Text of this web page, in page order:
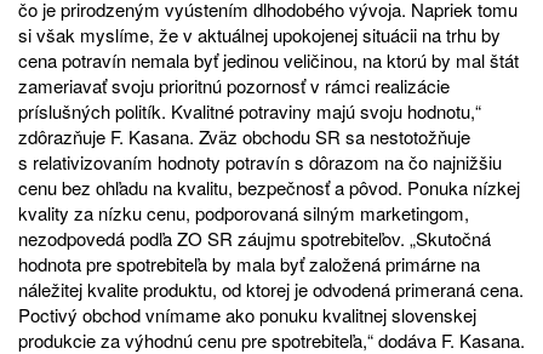
čo je prirodzeným vyústením dlhodobého vývoja. Napriek tomu
si však myslíme, že v aktuálnej upokojenej situácii na trhu by
cena potravín nemala byť jedinou veličinou, na ktorú by mal štát
zameriavať svoju prioritnú pozornosť v rámci realizácie
príslušných politík. Kvalitné potraviny majú svoju hodnotu,“
zdôrazňuje F. Kasana. Zväz obchodu SR sa nestotožňuje
s relativizovaním hodnoty potravín s dôrazom na čo najnižšiu
cenu bez ohľadu na kvalitu, bezpečnosť a pôvod. Ponuka nízkej
kvality za nízku cenu, podporovaná silným marketingom,
nezodpovedá podľa ZO SR záujmu spotrebiteľov. „Skutočná
hodnota pre spotrebiteľa by mala byť založená primárne na
náležitej kvalite produktu, od ktorej je odvodená primeraná cena.
Poctivý obchod vnímame ako ponuku kvalitnej slovenskej
produkcie za výhodnú cenu pre spotrebiteľa,“ dodáva F. Kasana.